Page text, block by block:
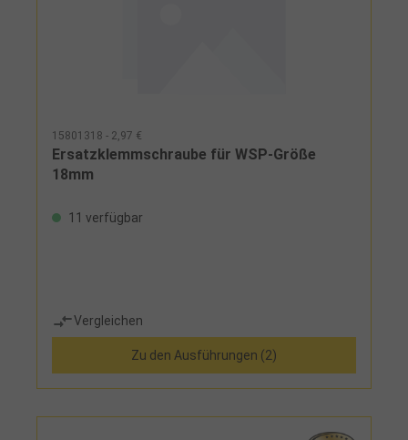
15801318 - 2,97 €
Ersatzklemmschraube für WSP-Größe
18mm
11 verfügbar
Vergleichen
Zu den Ausführungen (2)